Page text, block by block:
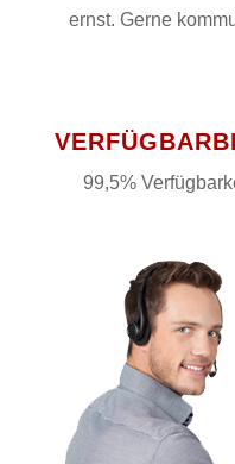
ernst. Gerne
99,5%